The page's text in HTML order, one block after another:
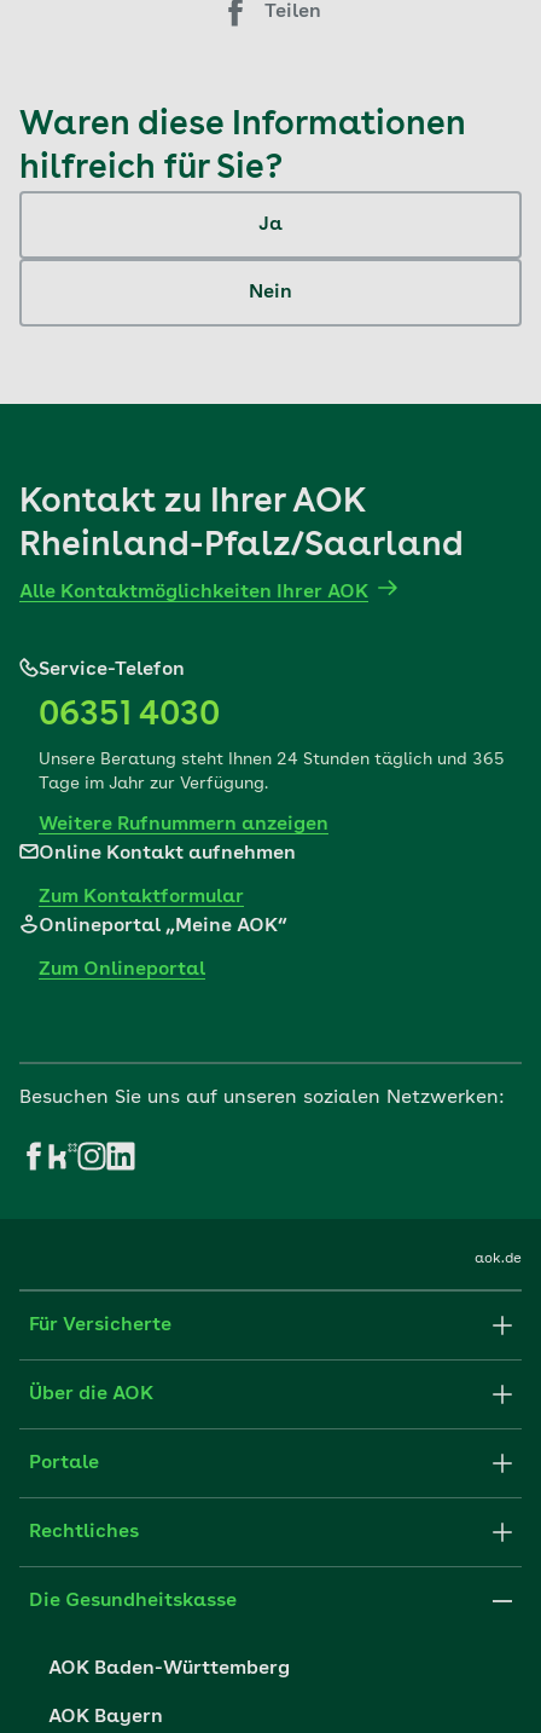
Teilen
Waren diese Informationen
hilfreich für Sie?
Ja
Nein
Kontakt zu Ihrer AOK
Rheinland-Pfalz/Saarland
Alle Kontaktmöglichkeiten Ihrer AOK
Service-Telefon
06351 4030
Unsere Beratung steht Ihnen 24 Stunden täglich und 365
Tage im Jahr zur Verfügung.
Weitere Rufnummern anzeigen
Online Kontakt aufnehmen
Zum Kontaktformular
Onlineportal „Meine AOK“
Zum Onlineportal
Besuchen Sie uns auf unseren sozialen Netzwerken:
aok.de
Für Versicherte
Formulare und Anträge
FAQ
Über die AOK
Struktur & Verwaltung
Partner der AOK
Portale
Fachportal für Arbeitgeber
Presse- und Politikportal
Vertriebspartner-Service
Rechtliches
Impressum
Die Gesundheitskasse
AOK Baden-Württemberg
AOK Bayern